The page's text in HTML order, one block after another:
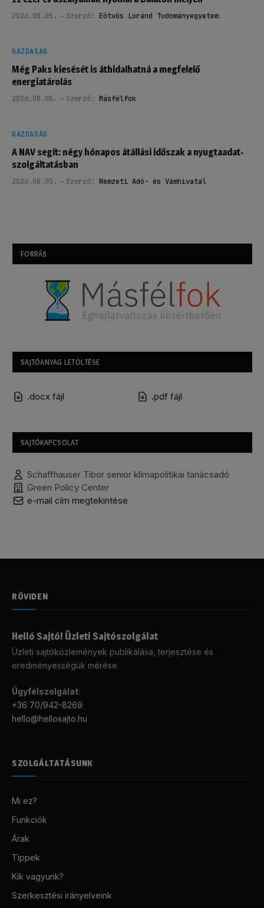
2026.08.05. Szerző: Eötvös Loránd Tudományegyetem
GAZDASÁG
Még Paks kiesését is áthidalhatná a megfelelő
energiatárolás
2026.08.05. Szerző: Másfélfok
GAZDASÁG
A NAV segít: négy hónapos átállási időszak a nyugtaadat-
szolgáltatásban
2026.08.05. Szerző: Nemzeti Adó- és Vámhivatal
FORRÁS
SAJTÓANYAG LETÖLTÉSE
.docx fájl .pdf fájl
SAJTÓKAPCSOLAT
Schaffhauser Tibor senior klímapolitikai tanácsadó
Green Policy Center
e-mail cím megtekintése
RÖVIDEN
Helló Sajtó! Üzleti Sajtószolgálat
Üzleti sajtóközlemények publikálása, terjesztése és
eredményességük mérése.
Ügyfélszolgálat:
+36 70/942-8269
hello@hellosajto.hu
SZOLGÁLTATÁSUNK
Mi ez?
Funkciók
Árak
Tippek
Kik vagyunk?
Szerkesztési irányelveink